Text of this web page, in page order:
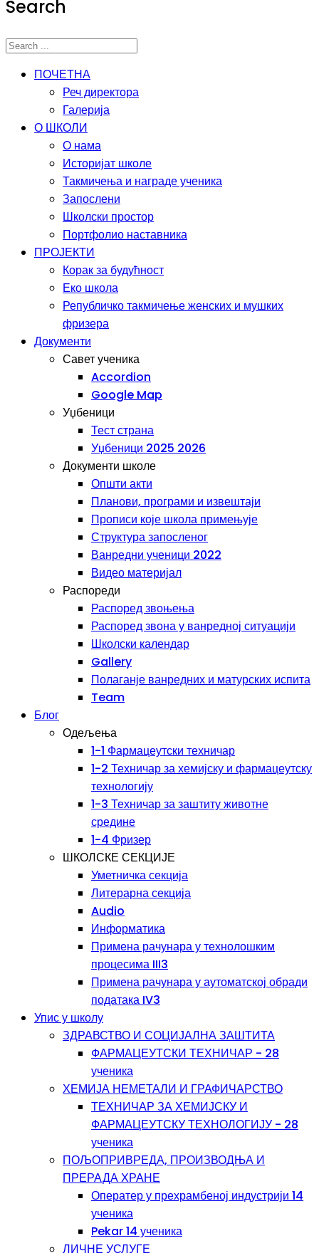
Search
ПОЧЕТНА
Реч директора
Галерија
О ШКОЛИ
О нама
Историјат школе
Такмичења и награде ученика
Запослени
Школски простор
Портфолио наставника
ПРОЈЕКТИ
Корак за будућност
Еко школа
Републичко такмичење женских и мушких
фризера
Документи
Савет ученика
Accordion
Google Map
Уџбеници
Тест страна
Уџбеници 2025 2026
Документи школе
Општи акти
Планови, програми и извештаји
Прописи које школа примењује
Структура запосленог
Ванредни ученици 2022
Видео материјал
Распореди
Распоред звоњења
Распоред звона у ванредној ситуацији
Школски календар
Gallery
Полаганје ванредних и матурских испита
Team
Блог
Одељења
1-1 Фармацеутски техничар
1-2 Техничар за хемијску и фармацеутску
технологију
1-3 Техничар за заштиту животне
средине
1-4 Фризер
ШКОЛСКЕ СЕКЦИЈЕ
Уметничка секција
Литерарна секција
Audio
Информатика
Примена рачунара у технолошким
процесима III3
Примена рачунара у аутоматској обради
података IV3
Упис у школу
ЗДРАВСТВО И СОЦИЈАЛНА ЗАШТИТА
ФАРМАЦЕУТСКИ ТЕХНИЧАР - 28
ученика
ХЕМИЈА НЕМЕТАЛИ И ГРАФИЧАРСТВО
ТЕХНИЧАР ЗА ХЕМИЈСКУ И
ФАРМАЦЕУТСКУ ТЕХНОЛОГИЈУ - 28
ученика
ПОЉОПРИВРЕДА, ПРОИЗВОДЊА И
ПРЕРАДА ХРАНЕ
Оператер у прехрамбеној индустрији 14
ученика
Pekar 14 ученика
ЛИЧНЕ УСЛУГЕ